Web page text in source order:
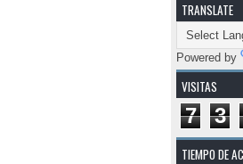
TRANSLATE
Powered by
VISITAS
7 3
TIEMPO DE